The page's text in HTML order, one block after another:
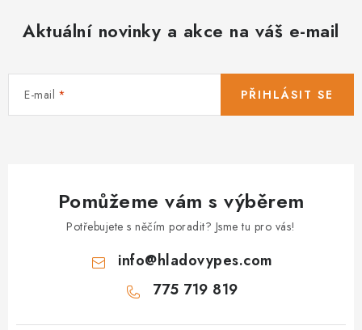
Aktuální novinky a akce na váš e-mail
E-mail PŘIHLÁSIT SE
Pomůžeme vám s výběrem
Potřebujete s něčím poradit? Jsme tu pro vás!
info@hladovypes.com
775 719 819